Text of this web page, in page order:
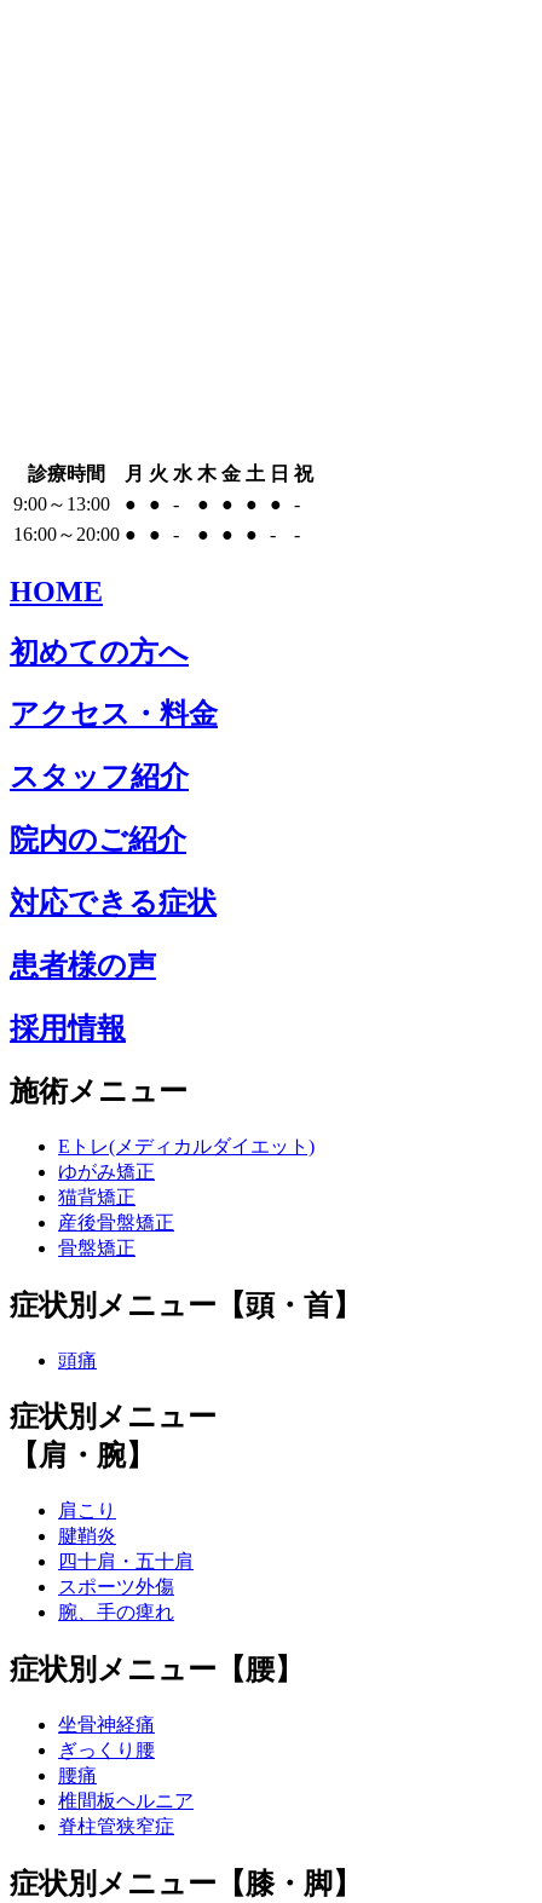
診療時間 月 火 水 木 金 土 日 祝
9:00～13:00
● ● - ● ● ● ●
-
16:00～20:00 ● ● - ● ● ● - -
HOME
初めての方へ
アクセス・料金
スタッフ紹介
院内のご紹介
対応できる症状
患者様の声
採用情報
施術メニュー
Eトレ(メディカルダイエット)
ゆがみ矯正
猫背矯正
産後骨盤矯正
骨盤矯正
症状別メニュー【頭・首】
頭痛
症状別メニュー
【肩・腕】
肩こり
腱鞘炎
四十肩・五十肩
スポーツ外傷
腕、手の痺れ
症状別メニュー【腰】
坐骨神経痛
ぎっくり腰
腰痛
椎間板ヘルニア
脊柱管狭窄症
症状別メニュー【膝・脚】